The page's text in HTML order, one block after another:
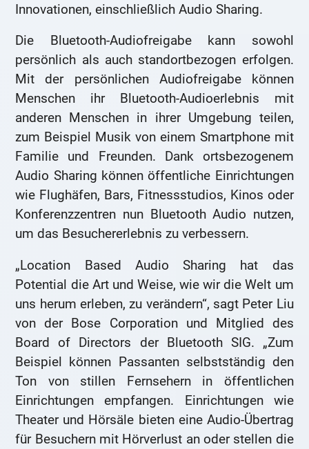
Innovationen, einschließlich Audio Sharing.
Die Bluetooth-Audiofreigabe kann sowohl
persönlich als auch standortbezogen erfolgen.
Mit der persönlichen Audiofreigabe können
Menschen ihr Bluetooth-Audioerlebnis mit
anderen Menschen in ihrer Umgebung teilen,
zum Beispiel Musik von einem Smartphone mit
Familie und Freunden. Dank ortsbezogenem
Audio Sharing können öffentliche Einrichtungen
wie Flughäfen, Bars, Fitnessstudios, Kinos oder
Konferenzzentren nun Bluetooth Audio nutzen,
um das Besuchererlebnis zu verbessern.
„Location Based Audio Sharing hat das
Potential die Art und Weise, wie wir die Welt um
uns herum erleben, zu verändern“, sagt Peter Liu
von der Bose Corporation und Mitglied des
Board of Directors der Bluetooth SIG. „Zum
Beispiel können Passanten selbstständig den
Ton von stillen Fernsehern in öffentlichen
Einrichtungen empfangen. Einrichtungen wie
Theater und Hörsäle bieten eine Audio-Übertrag
für Besuchern mit Hörverlust an oder stellen die